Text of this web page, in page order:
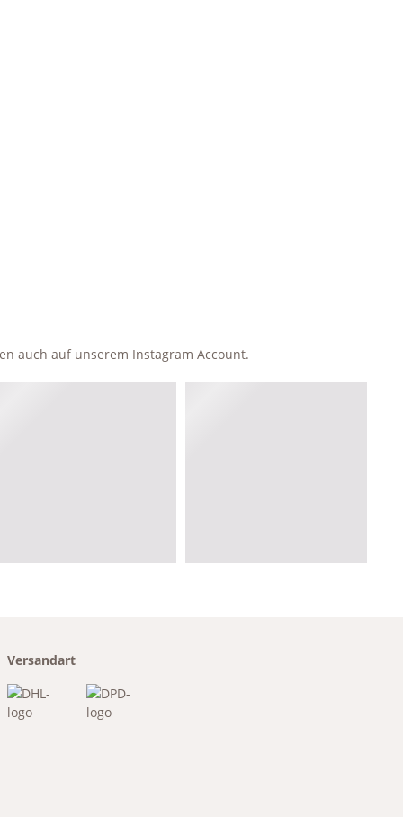
auch auf unserem Instagram Account.
Versandart